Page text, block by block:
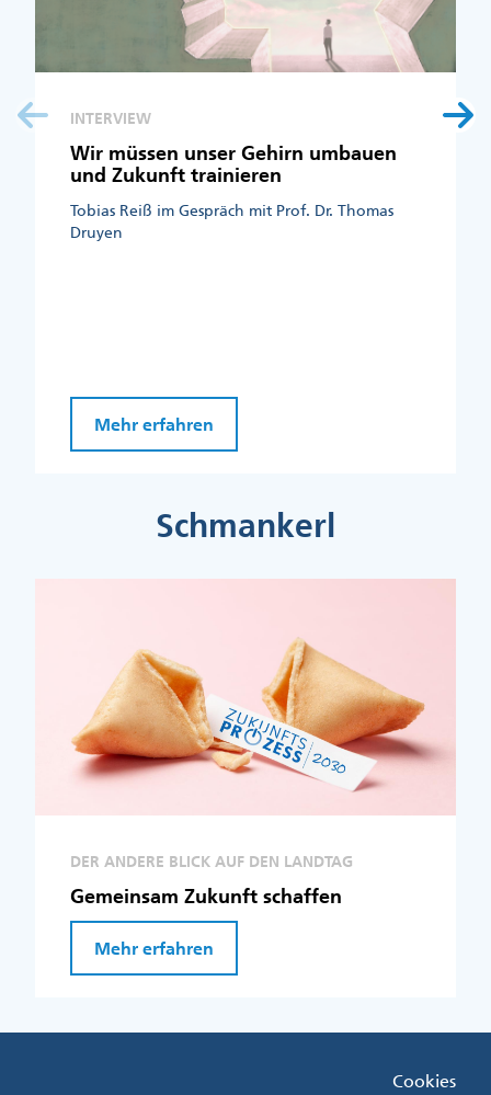
INTERVIEW
Wir müssen unser Gehirn umbauen
und Zukunft trainieren
Tobias Reiß im Gespräch mit Prof. Dr. Thomas
Druyen
Mehr erfahren
Schmankerl
DER ANDERE BLICK AUF DEN LANDTAG
Gemeinsam Zukunft schaffen
Mehr erfahren
Cookies